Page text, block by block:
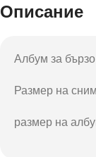
Описание
Албум за
Размер на
размер на